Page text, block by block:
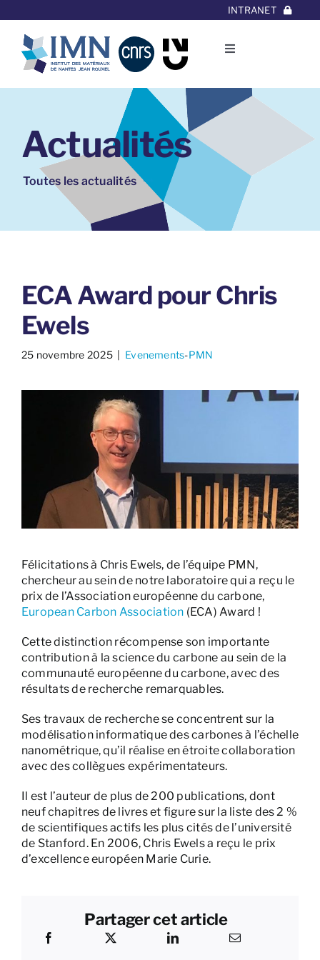
au
contenu
INTRANET
Toggle
L’Institut
Thématiques
Equipes
Projets/Collaborations
Actualités
Toutes les actualités
ECA Award pour Chris
Ewels
25 novembre 2025​ | Evenements-PMN
Félicitations à Chris Ewels, de l’équipe PMN,
chercheur au sein de notre laboratoire qui a reçu le
prix de l’Association européenne du carbone,
European Carbon Association (ECA) Award !
Cette distinction récompense son importante
contribution à la science du carbone au sein de la
communauté européenne du carbone, avec des
résultats de recherche remarquables.
Ses travaux de recherche se concentrent sur la
modélisation informatique des carbones à l’échelle
nanométrique, qu’il réalise en étroite collaboration
avec des collègues expérimentateurs.
Il est l’auteur de plus de 200 publications, dont
neuf chapitres de livres et figure sur la liste des 2 %
de scientifiques actifs les plus cités de l’université
de Stanford. En 2006, Chris Ewels a reçu le prix
d’excellence européen Marie Curie.
Partager cet article